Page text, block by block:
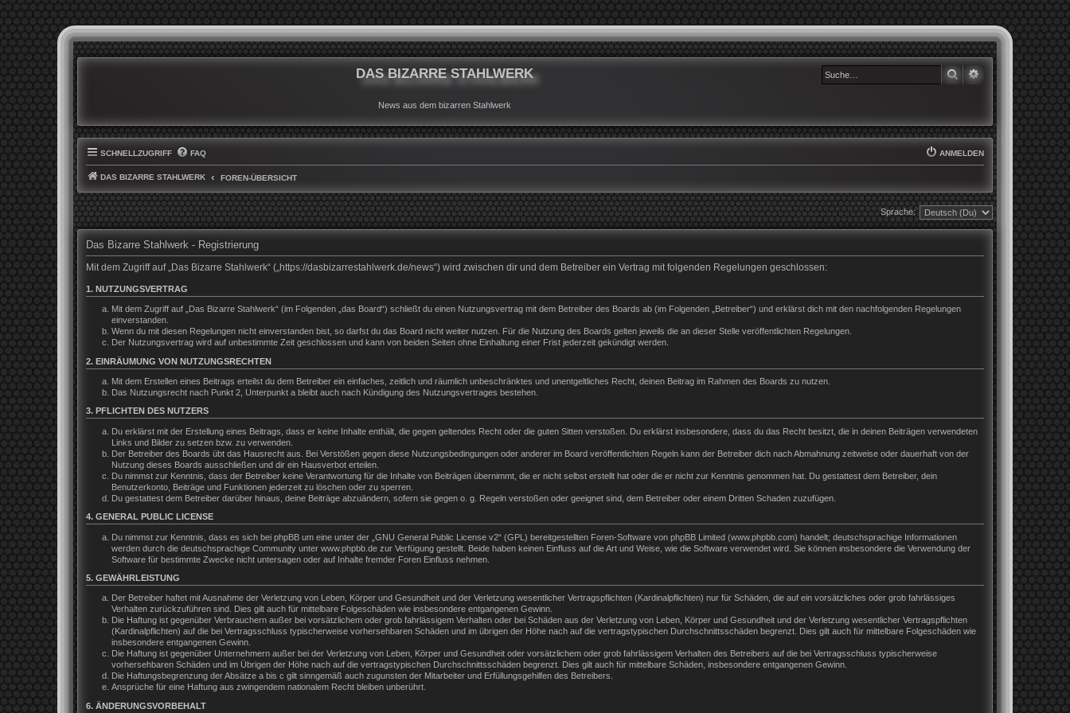
DAS BIZARRE STAHLWERK
News aus dem bizarren Stahlwerk
SUCHE
SCHNELLZUGRIFF FAQ ANMELDEN
DAS BIZARRE STAHLWERK FOREN-ÜBERSICHT
Sprache:
Das Bizarre Stahlwerk - Registrierung
Mit dem Zugriff auf „Das Bizarre Stahlwerk“ („https://dasbizarrestahlwerk.de/news“) wird zwischen dir und dem Betreiber ein Vertrag mit folgenden Regelungen geschlossen:
1. NUTZUNGSVERTRAG
Mit dem Zugriff auf „Das Bizarre Stahlwerk“ (im Folgenden „das Board“) schließt du einen Nutzungsvertrag mit dem Betreiber des Boards ab (im Folgenden „Betreiber“) und erklärst dich mit den nachfolgenden Regelungen
einverstanden.
Wenn du mit diesen Regelungen nicht einverstanden bist, so darfst du das Board nicht weiter nutzen. Für die Nutzung des Boards gelten jeweils die an dieser Stelle veröffentlichten Regelungen.
Der Nutzungsvertrag wird auf unbestimmte Zeit geschlossen und kann von beiden Seiten ohne Einhaltung einer Frist jederzeit gekündigt werden.
2. EINRÄUMUNG VON NUTZUNGSRECHTEN
Mit dem Erstellen eines Beitrags erteilst du dem Betreiber ein einfaches, zeitlich und räumlich unbeschränktes und unentgeltliches Recht, deinen Beitrag im Rahmen des Boards zu nutzen.
Das Nutzungsrecht nach Punkt 2, Unterpunkt a bleibt auch nach Kündigung des Nutzungsvertrages bestehen.
3. PFLICHTEN DES NUTZERS
Du erklärst mit der Erstellung eines Beitrags, dass er keine Inhalte enthält, die gegen geltendes Recht oder die guten Sitten verstoßen. Du erklärst insbesondere, dass du das Recht besitzt, die in deinen Beiträgen verwendeten
Links und Bilder zu setzen bzw. zu verwenden.
Der Betreiber des Boards übt das Hausrecht aus. Bei Verstößen gegen diese Nutzungsbedingungen oder anderer im Board veröffentlichten Regeln kann der Betreiber dich nach Abmahnung zeitweise oder dauerhaft von der
Nutzung dieses Boards ausschließen und dir ein Hausverbot erteilen.
Du nimmst zur Kenntnis, dass der Betreiber keine Verantwortung für die Inhalte von Beiträgen übernimmt, die er nicht selbst erstellt hat oder die er nicht zur Kenntnis genommen hat. Du gestattest dem Betreiber, dein
Benutzerkonto, Beiträge und Funktionen jederzeit zu löschen oder zu sperren.
Du gestattest dem Betreiber darüber hinaus, deine Beiträge abzuändern, sofern sie gegen o. g. Regeln verstoßen oder geeignet sind, dem Betreiber oder einem Dritten Schaden zuzufügen.
4. GENERAL PUBLIC LICENSE
Du nimmst zur Kenntnis, dass es sich bei phpBB um eine unter der „ GNU General Public License v2“ (GPL) bereitgestellten Foren-Software von phpBB Limited (www.phpbb.com) handelt; deutschsprachige Informationen
werden durch die deutschsprachige Community unter www.phpbb.de zur Verfügung gestellt. Beide haben keinen Einfluss auf die Art und Weise, wie die Software verwendet wird. Sie können insbesondere die Verwendung der
Software für bestimmte Zwecke nicht untersagen oder auf Inhalte fremder Foren Einfluss nehmen.
5. GEWÄHRLEISTUNG
Der Betreiber haftet mit Ausnahme der Verletzung von Leben, Körper und Gesundheit und der Verletzung wesentlicher Vertragspflichten (Kardinalpflichten) nur für Schäden, die auf ein vorsätzliches oder grob fahrlässiges
Verhalten zurückzuführen sind. Dies gilt auch für mittelbare Folgeschäden wie insbesondere entgangenen Gewinn.
Die Haftung ist gegenüber Verbrauchern außer bei vorsätzlichem oder grob fahrlässigem Verhalten oder bei Schäden aus der Verletzung von Leben, Körper und Gesundheit und der Verletzung wesentlicher Vertragspflichten
(Kardinalpflichten) auf die bei Vertragsschluss typischerweise vorhersehbaren Schäden und im übrigen der Höhe nach auf die vertragstypischen Durchschnittsschäden begrenzt. Dies gilt auch für mittelbare Folgeschäden wie
insbesondere entgangenen Gewinn.
Die Haftung ist gegenüber Unternehmern außer bei der Verletzung von Leben, Körper und Gesundheit oder vorsätzlichem oder grob fahrlässigem Verhalten des Betreibers auf die bei Vertragsschluss typischerweise
vorhersehbaren Schäden und im Übrigen der Höhe nach auf die vertragstypischen Durchschnittsschäden begrenzt. Dies gilt auch für mittelbare Schäden, insbesondere entgangenen Gewinn.
Die Haftungsbegrenzung der Absätze a bis c gilt sinngemäß auch zugunsten der Mitarbeiter und Erfüllungsgehilfen des Betreibers.
Ansprüche für eine Haftung aus zwingendem nationalem Recht bleiben unberührt.
6. ÄNDERUNGSVORBEHALT